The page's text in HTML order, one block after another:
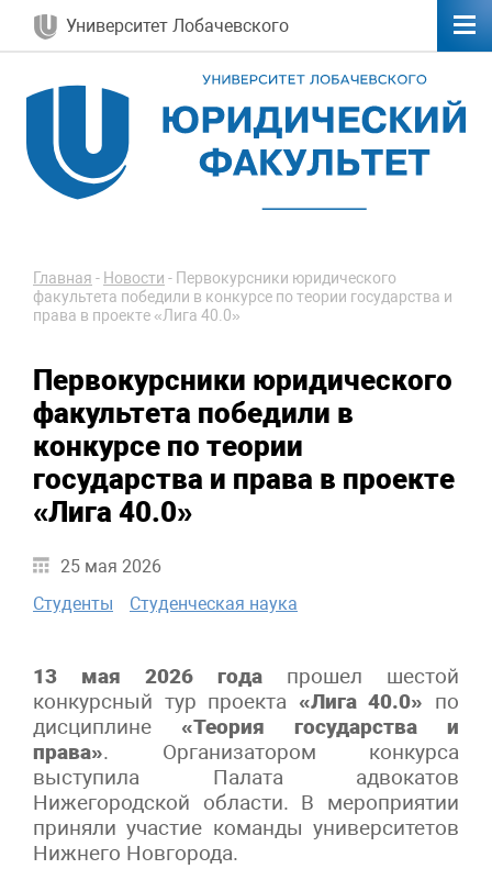
Университет Лобачевского
Главная - Новости - Первокурсники юридического
факультета победили в конкурсе по теории государства и
права в проекте «Лига 40.0»
Первокурсники юридического
факультета победили в
конкурсе по теории
государства и права в проекте
«Лига 40.0»
25 мая 2026
Студенты
Студенческая наука
13 мая 2026 года прошел шестой
конкурсный тур проекта «Лига 40.0» по
дисциплине «Теория государства и
права». Организатором конкурса
выступила Палата адвокатов
Нижегородской области. В мероприятии
приняли участие команды университетов
Нижнего Новгорода.